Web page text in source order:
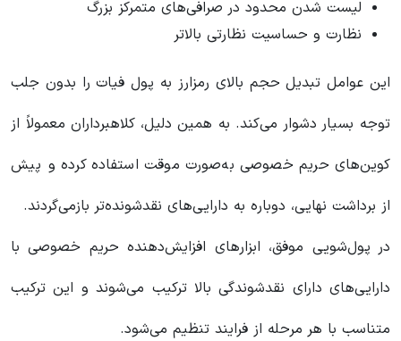
لیست شدن محدود در صرافی‌های متمرکز بزرگ
نظارت و حساسیت نظارتی بالاتر
این عوامل تبدیل حجم بالای رمزارز به پول فیات را بدون جلب
توجه بسیار دشوار می‌کند. به همین دلیل، کلاهبرداران معمولاً از
کوین‌های حریم خصوصی به‌صورت موقت استفاده کرده و پیش
از برداشت نهایی، دوباره به دارایی‌های نقدشونده‌تر بازمی‌گردند.
در پول‌شویی موفق، ابزارهای افزایش‌دهنده حریم خصوصی با
دارایی‌های دارای نقدشوندگی بالا ترکیب می‌شوند و این ترکیب
متناسب با هر مرحله از فرایند تنظیم می‌شود.